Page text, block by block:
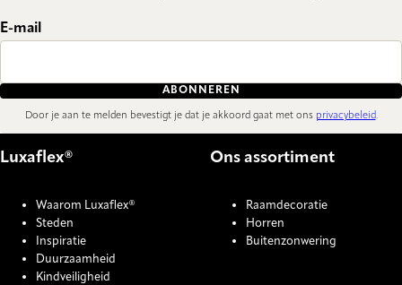
E-mail
ABONNEREN
Door je aan te melden bevestigt je dat je akkoord gaat met ons privacybeleid.
Luxaflex®
Waarom Luxaflex®
Steden
Inspiratie
Duurzaamheid
Kindveiligheid
Ons assortiment
Raamdecoratie
Horren
Buitenzonwering